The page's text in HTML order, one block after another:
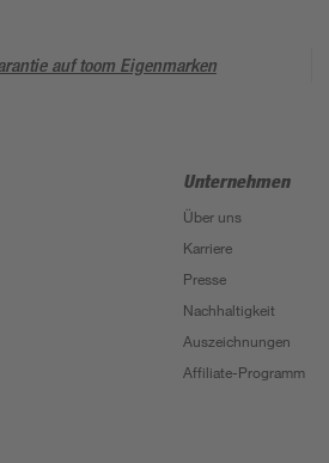
auf toom Eigenmarken
Unternehmen
Über uns
Karriere
Presse
Nachhaltigkeit
Auszeichnungen
Affiliate-Programm